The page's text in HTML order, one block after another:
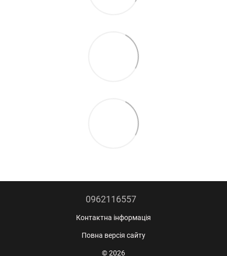
0962116557
Контактна інформація
Повна версія сайту
© 2026